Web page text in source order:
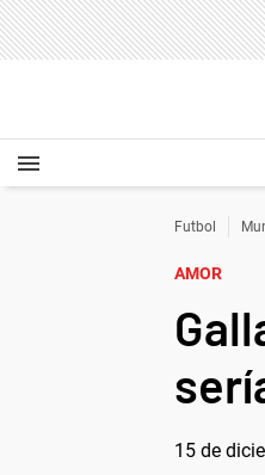
Futbol
AMOR
15 de